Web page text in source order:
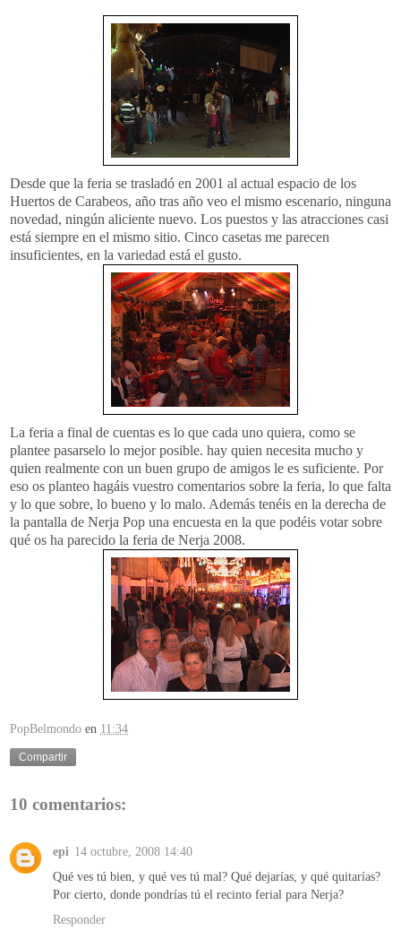
Desde que la feria se trasladó en 2001 al actual espacio de los
Huertos de Carabeos, año tras año veo el mismo escenario, ninguna
novedad, ningún aliciente nuevo. Los puestos y las atracciones casi
está siempre en el mismo sitio. Cinco casetas me parecen
insuficientes, en la variedad está el gusto.
La feria a final de cuentas es lo que cada uno quiera, como se
plantee pasarselo lo mejor posible. hay quien necesita mucho y
quien realmente con un buen grupo de amigos le es suficiente. Por
eso os planteo hagáis vuestro comentarios sobre la feria, lo que falta
y lo que sobre, lo bueno y lo malo. Además tenéis en la derecha de
la pantalla de Nerja Pop una encuesta en la que podéis votar sobre
qué os ha parecido la feria de Nerja 2008.
PopBelmondo en 11:34
Compartir
10 comentarios:
epi 14 octubre, 2008 14:40
Qué ves tú bien, y qué ves tú mal? Qué dejarías, y qué quitarías?
Por cierto, donde pondrías tú el recinto ferial para Nerja?
Responder